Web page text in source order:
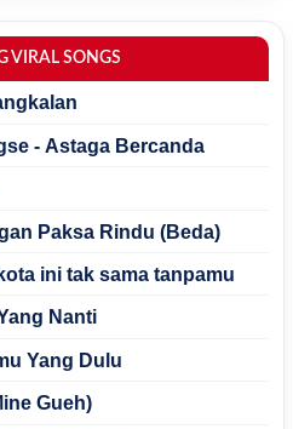
VIRAL SONGS
- Astaga Bercanda
Paksa Rindu (Beda)
ini tak sama tanpamu
Nanti
Yang Dulu
Gueh)